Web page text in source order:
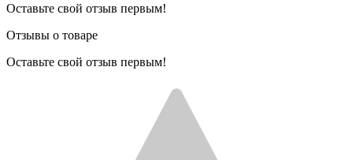
Оставьте свой отзыв первым!
Отзывы о товаре
Оставьте свой отзыв первым!